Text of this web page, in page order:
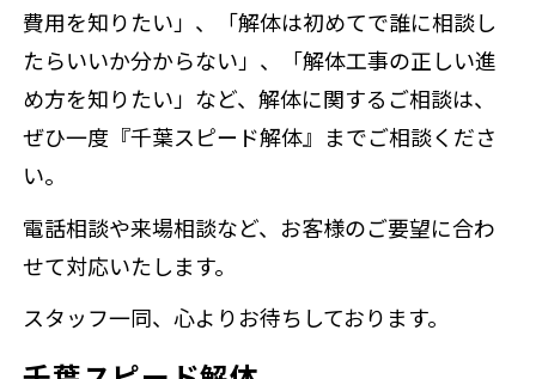
費用を知りたい」、「解体は初めてで誰に相談し
たらいいか分からない」、「解体工事の正しい進
め方を知りたい」など、解体に関するご相談は、
ぜひ一度『千葉スピード解体』までご相談くださ
い。
電話相談や来場相談など、お客様のご要望に合わ
せて対応いたします。
スタッフ一同、心よりお待ちしております。